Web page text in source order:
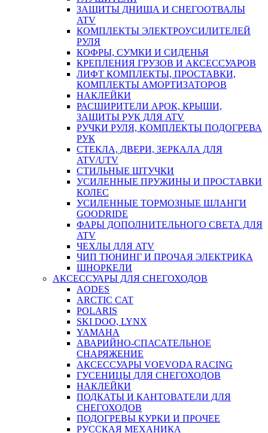
ЗАЩИТЫ ДНИЩА И СНЕГООТВАЛЫ
ATV
КОМПЛЕКТЫ ЭЛЕКТРОУСИЛИТЕЛЕЙ
РУЛЯ
КОФРЫ, СУМКИ И СИДЕНЬЯ
КРЕПЛЕНИЯ ГРУЗОВ И АКСЕССУАРОВ
ЛИФТ КОМПЛЕКТЫ, ПРОСТАВКИ,
КОМПЛЕКТЫ АМОРТИЗАТОРОВ
НАКЛЕЙКИ
РАСШИРИТЕЛИ АРОК, КРЫШИ,
ЗАЩИТЫ РУК ДЛЯ ATV
РУЧКИ РУЛЯ, КОМПЛЕКТЫ ПОДОГРЕВА
РУК
СТЕКЛА, ДВЕРИ, ЗЕРКАЛА ДЛЯ
ATV/UTV
СТИЛЬНЫЕ ШТУЧКИ
УСИЛЕННЫЕ ПРУЖИНЫ И ПРОСТАВКИ
КОЛЕС
УСИЛЕННЫЕ ТОРМОЗНЫЕ ШЛАНГИ
GOODRIDE
ФАРЫ ДОПОЛНИТЕЛЬНОГО СВЕТА ДЛЯ
ATV
ЧЕХЛЫ ДЛЯ ATV
ЧИП ТЮНИНГ И ПРОЧАЯ ЭЛЕКТРИКА
ШНОРКЕЛИ
АКСЕССУАРЫ ДЛЯ СНЕГОХОДОВ
AODES
ARCTIC CAT
POLARIS
SKI DOO, LYNX
YAMAHA
АВАРИЙНО-СПАСАТЕЛЬНОЕ
СНАРЯЖЕНИЕ
АКСЕССУАРЫ VOEVODA RACING
ГУСЕНИЦЫ ДЛЯ СНЕГОХОДОВ
НАКЛЕЙКИ
ПОДКАТЫ И КАНТОВАТЕЛИ ДЛЯ
СНЕГОХОДОВ
ПОДОГРЕВЫ КУРКИ И ПРОЧЕЕ
РУССКАЯ МЕХАНИКА